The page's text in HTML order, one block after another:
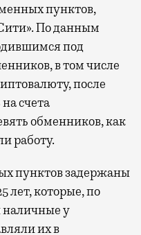
пунктов,
По данным
под
в том числе
после
счета
обменников, как
работу.
пунктов задержаны
лет, которые, по
наличные у
их в